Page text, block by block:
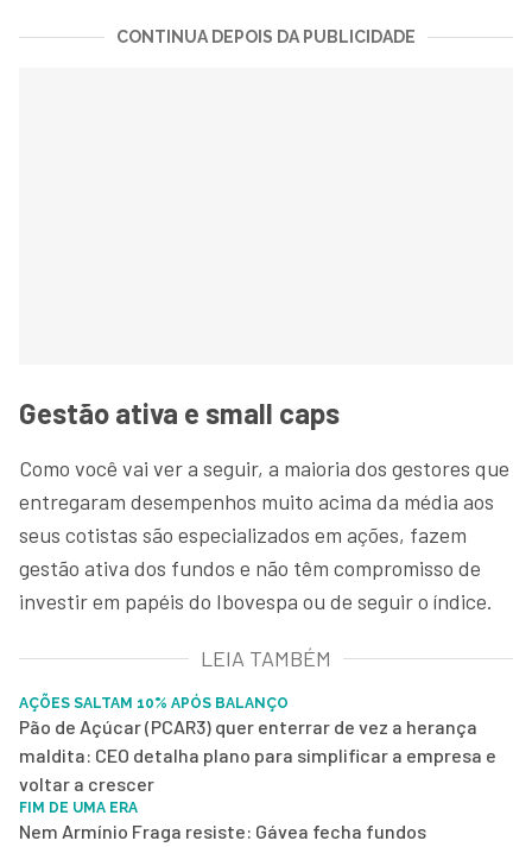
CONTINUA DEPOIS DA PUBLICIDADE
Gestão ativa e small caps
Como você vai ver a seguir, a maioria dos gestores que
entregaram desempenhos muito acima da média aos
seus cotistas são especializados em ações, fazem
gestão ativa dos fundos e não têm compromisso de
investir em papéis do Ibovespa ou de seguir o índice.
LEIA TAMBÉM
AÇÕES SALTAM 10% APÓS BALANÇO
Pão de Açúcar (PCAR3) quer enterrar de vez a herança
maldita: CEO detalha plano para simplificar a empresa e
voltar a crescer
FIM DE UMA ERA
Nem Armínio Fraga resiste: Gávea fecha fundos